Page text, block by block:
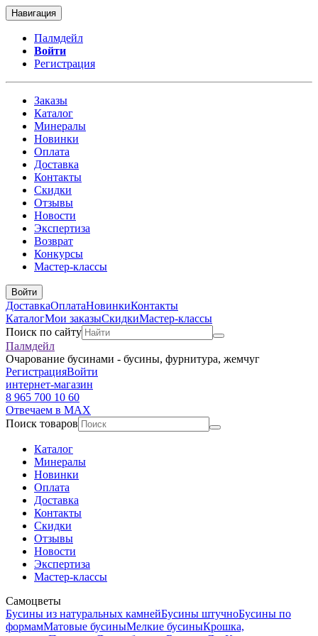
Навигация
Палмдейл
Войти
Регистрация
Заказы
Каталог
Минералы
Новинки
Оплата
Доставка
Контакты
Скидки
Отзывы
Новости
Экспертиза
Возврат
Конкурсы
Мастер-классы
Войти
ДоставкаОплатаНовинкиКонтакты
КаталогМои заказыСкидкиМастер-классы
Поиск по сайту
Палмдейл
Очарование бусинами - бусины, фурнитура, жемчуг
РегистрацияВойти
интернет-магазин
8 965 700 10 60
Отвечаем в MAX
Поиск товаров
Каталог
Минералы
Новинки
Оплата
Доставка
Контакты
Скидки
Отзывы
Новости
Экспертиза
Мастер-классы
Самоцветы
Бусины из натуральных камнейБусины штучноБусины по
формамМатовые бусиныМелкие бусиныКрошка,